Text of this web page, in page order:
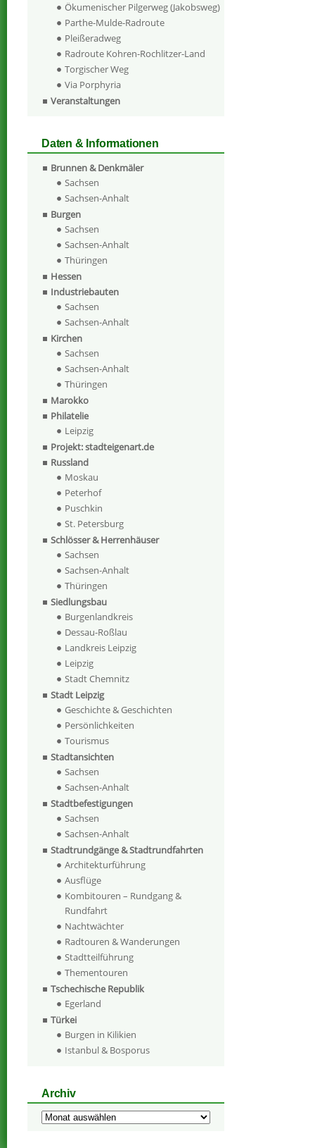
Ökumenischer Pilgerweg (Jakobsweg)
Parthe-Mulde-Radroute
Pleißeradweg
Radroute Kohren-Rochlitzer-Land
Torgischer Weg
Via Porphyria
Veranstaltungen
Daten & Informationen
Brunnen & Denkmäler
Sachsen
Sachsen-Anhalt
Burgen
Sachsen
Sachsen-Anhalt
Thüringen
Hessen
Industriebauten
Sachsen
Sachsen-Anhalt
Kirchen
Sachsen
Sachsen-Anhalt
Thüringen
Marokko
Philatelie
Leipzig
Projekt: stadteigenart.de
Russland
Moskau
Peterhof
Puschkin
St. Petersburg
Schlösser & Herrenhäuser
Sachsen
Sachsen-Anhalt
Thüringen
Siedlungsbau
Burgenlandkreis
Dessau-Roßlau
Landkreis Leipzig
Leipzig
Stadt Chemnitz
Stadt Leipzig
Geschichte & Geschichten
Persönlichkeiten
Tourismus
Stadtansichten
Sachsen
Sachsen-Anhalt
Stadtbefestigungen
Sachsen
Sachsen-Anhalt
Stadtrundgänge & Stadtrundfahrten
Architekturführung
Ausflüge
Kombitouren – Rundgang &
Rundfahrt
Nachtwächter
Radtouren & Wanderungen
Stadtteilführung
Thementouren
Tschechische Republik
Egerland
Türkei
Burgen in Kilikien
Istanbul & Bosporus
Archiv
Archiv